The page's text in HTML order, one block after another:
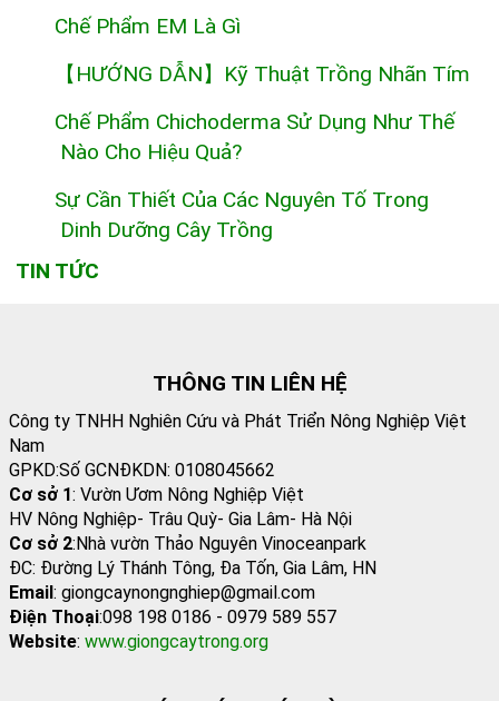
Chế Phẩm EM Là Gì
【HƯỚNG DẪN】Kỹ Thuật Trồng Nhãn Tím
Chế Phẩm Chichoderma Sử Dụng Như Thế
Nào Cho Hiệu Quả?
Sự Cần Thiết Của Các Nguyên Tố Trong
Dinh Dưỡng Cây Trồng
TIN TỨC
THÔNG TIN LIÊN HỆ
Công ty TNHH Nghiên Cứu và Phát Triển Nông Nghiệp Việt
Nam
GPKD:Số GCNĐKDN: 0108045662
Cơ sở 1: Vườn Ươm Nông Nghiệp Việt
HV Nông Nghiệp- Trâu Quỳ- Gia Lâm- Hà Nội
Cơ sở 2:Nhà vườn Thảo Nguyên Vinoceanpark
ĐC: Đường Lý Thánh Tông, Đa Tốn, Gia Lâm, HN
Email: giongcaynongnghiep@gmail.com
Điện Thoại:098 198 0186 - 0979 589 557
Website: www.giongcaytrong.org